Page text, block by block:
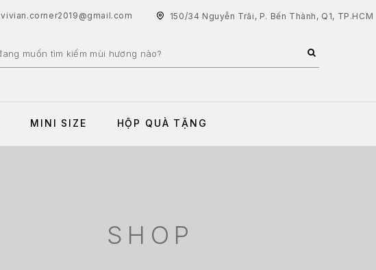
vivian.corner2019@gmail.com 150/34 Nguyễn Trãi, P. Bến Thành, Q1, TP.HCM
MINI SIZE HỘP QUÀ TẶNG
SHOP